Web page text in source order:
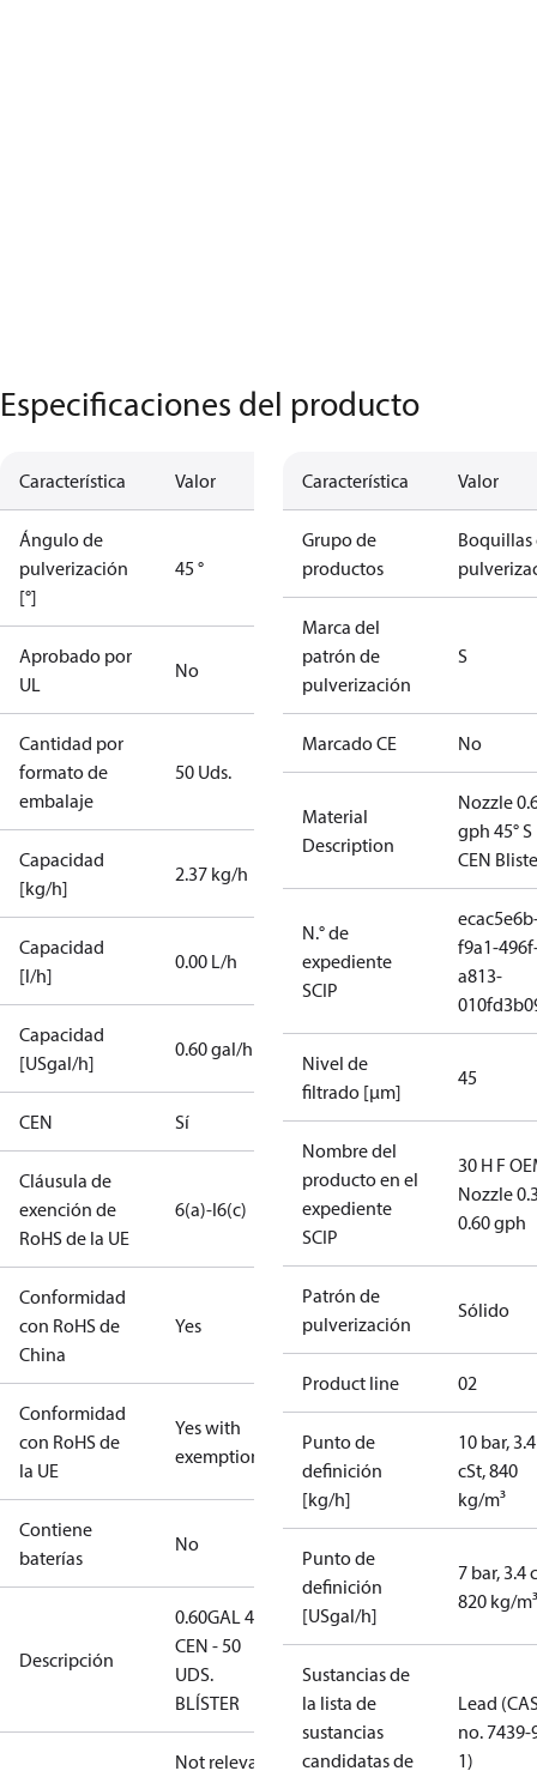
Especificaciones del producto
Característica Valor
Ángulo de
pulverización
[°]
45 °
Aprobado por
UL
No
Cantidad por
formato de
embalaje
50 Uds.
Capacidad
[kg/h]
2.37 kg/h
Capacidad
[l/h]
0.00 L/h
Capacidad
[USgal/h]
0.60 gal/h
CEN Sí
Cláusula de
exención de
RoHS de la UE
6(a)-I6(c)
Conformidad
con RoHS de
China
Yes
Conformidad
con RoHS de
la UE
Yes with
exemptions
Contiene
baterías
No
Descripción
0.60GAL 45S
CEN - 50
UDS.
BLÍSTER
Not relevant
Característica Valor
Grupo de
productos
Boquillas
Marca del
patrón de
pulverización
S
Marcado CE No
Material
Description
Nozzle
gph 45° S
CEN
N.° de
expediente
SCIP
f9a1-
a813-
Nivel de
filtrado [µm]
45
Nombre del
producto en el
expediente
SCIP
30 H F
Nozzle
0.60 gph
Patrón de
pulverización
Sólido
Product line 02
Punto de
definición
[kg/h]
10 bar, 3.4
cSt, 840
kg/m³
Punto de
definición
[USgal/h]
7 bar, 3.4
820 kg/m³
Sustancias de
la lista de
sustancias
candidatas de
Lead
no. 7439-
1)